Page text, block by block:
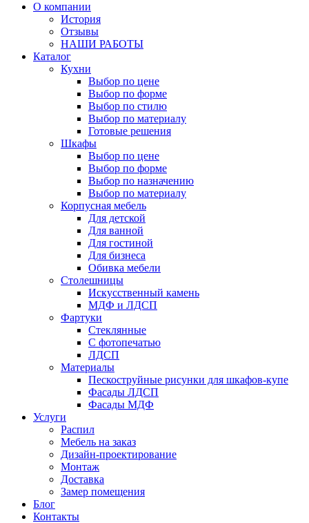
О компании
История
Отзывы
НАШИ РАБОТЫ
Каталог
Кухни
Выбор по цене
Выбор по форме
Выбор по стилю
Выбор по материалу
Готовые решения
Шкафы
Выбор по цене
Выбор по форме
Выбор по назначению
Выбор по материалу
Корпусная мебель
Для детской
Для ванной
Для гостиной
Для бизнеса
Обивка мебели
Столешницы
Искусственный камень
МДФ и ЛДСП
Фартуки
Стеклянные
С фотопечатью
ЛДСП
Материалы
Пескоструйные рисунки для шкафов-купе
Фасады ЛДСП
Фасады МДФ
Услуги
Распил
Мебель на заказ
Дизайн-проектирование
Монтаж
Доставка
Замер помещения
Блог
Контакты